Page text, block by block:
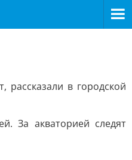
в городской
За акваторией следят